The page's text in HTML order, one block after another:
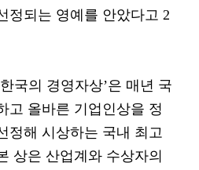
정되는 영예를 안았다고 2
국의 경영자상’은 매년 국
고 올바른 기업인상을 정
정해 시상하는 국내 최고
상은 산업계와 수상자의